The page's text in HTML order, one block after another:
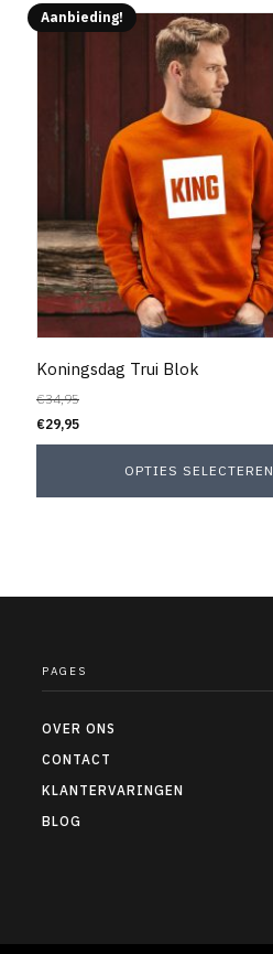
Aanbieding!
Koningsdag Trui Blok
€34,95
€29,95
OPTIES SELECTEREN
PAGES
OVER ONS
CONTACT
KLANTERVARINGEN
BLOG